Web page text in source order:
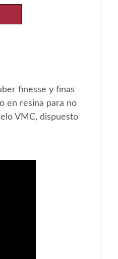
finesse y finas
en resina para no
VMC, dispuesto